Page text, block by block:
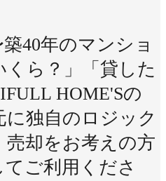
40年のマンショ
ら？」「貸した
HOME'Sの
独自のロジック
却をお考えの方
ご利用くださ